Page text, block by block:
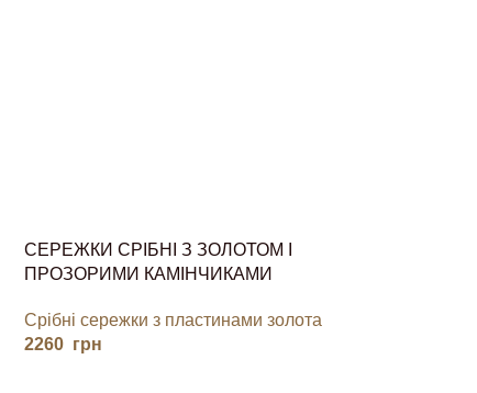
СЕРЕЖКИ СРІБНІ З ЗОЛОТОМ І
ПРОЗОРИМИ КАМІНЧИКАМИ
Срібні сережки з пластинами золота
2260 грн